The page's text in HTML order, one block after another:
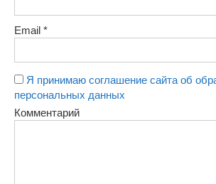
Email *
Я принимаю соглашение сайта об
персональных данных
Комментарий